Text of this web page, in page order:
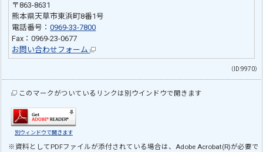
〒863-8631
熊本県天草市東浜町8番1号
電話番号：0969-33-7800
Fax：0969-23-0677
お問い合わせフォーム
（ID:9970）
このマークがついているリンクは別ウインドウで開きます
別ウィンドウで開きます
※資料としてPDFファイルが添付されている場合は、Adobe Acrobat(R)が必要で